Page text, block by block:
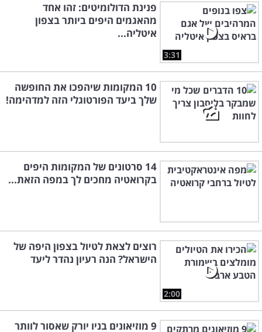
3:31
פנינת הדולומיטים: זהו אחד
מהאגמים היפים ביותר בצפון
איטליה...
10 המקומות שיהפכו את החופשה
שלך ביעד הפורטוגלי הזה למדהימה!
14 סרטונים של המקומות היפים
בקרואטיה מחכים לך במפה הזאת...
2:00
רוצים לצאת לטיול בצפון היפה של
הישראל? הנה רעיון נהדר ליעד
9 מוזיאונים בניו יורק שאסור לוותר